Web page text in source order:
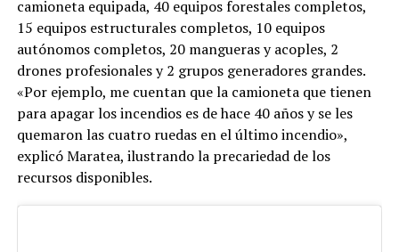
camioneta equipada, 40 equipos forestales completos,
15 equipos estructurales completos, 10 equipos
autónomos completos, 20 mangueras y acoples, 2
drones profesionales y 2 grupos generadores grandes.
«Por ejemplo, me cuentan que la camioneta que tienen
para apagar los incendios es de hace 40 años y se les
quemaron las cuatro ruedas en el último incendio»,
explicó Maratea, ilustrando la precariedad de los
recursos disponibles​.